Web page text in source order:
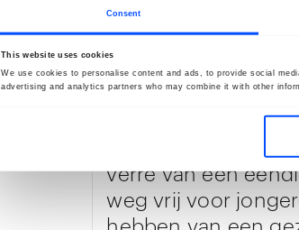
Consent
This website uses cookies
We use cookies to personalise content and ads, to provide social
advertising and analytics partners who may combine it with other
te tonen.
‘roaring seventies’
van vrouwelijke en
Rineke Dijkstra,
gebruikten hun
de aandacht te
verre van een
weg vrij voor
hebben van een